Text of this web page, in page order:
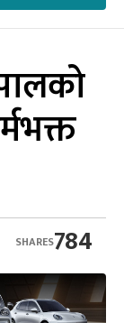
784
SHARES